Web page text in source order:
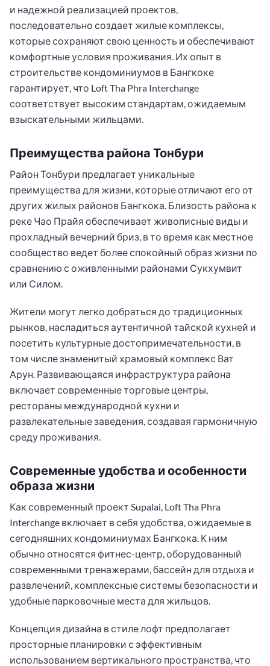
и надежной реализацией проектов,
последовательно создает жилые комплексы,
которые сохраняют свою ценность и обеспечивают
комфортные условия проживания. Их опыт в
строительстве кондоминиумов в Бангкоке
гарантирует, что Loft Tha Phra Interchange
соответствует высоким стандартам, ожидаемым
взыскательными жильцами.
Преимущества района Тонбури
Район Тонбури предлагает уникальные
преимущества для жизни, которые отличают его от
других жилых районов Бангкока. Близость района к
реке Чао Прайя обеспечивает живописные виды и
прохладный вечерний бриз, в то время как местное
сообщество ведет более спокойный образ жизни по
сравнению с оживленными районами Сукхумвит
или Силом.
Жители могут легко добраться до традиционных
рынков, насладиться аутентичной тайской кухней и
посетить культурные достопримечательности, в
том числе знаменитый храмовый комплекс Ват
Арун. Развивающаяся инфраструктура района
включает современные торговые центры,
рестораны международной кухни и
развлекательные заведения, создавая гармоничную
среду проживания.
Современные удобства и особенности
образа жизни
Как современный проект Supalai, Loft Tha Phra
Interchange включает в себя удобства, ожидаемые в
сегодняшних кондоминиумах Бангкока. К ним
обычно относятся фитнес-центр, оборудованный
современными тренажерами, бассейн для отдыха и
развлечений, комплексные системы безопасности и
удобные парковочные места для жильцов.
Концепция дизайна в стиле лофт предполагает
просторные планировки с эффективным
использованием вертикального пространства, что